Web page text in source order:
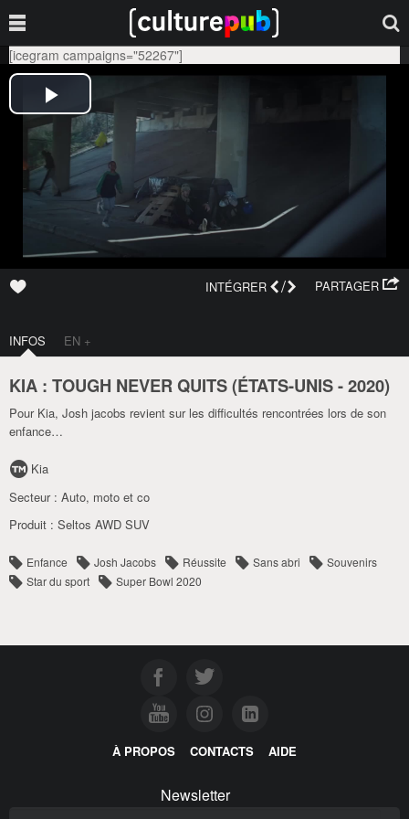
[icegram campaigns="52267"]
PARTAGER
INTÉGRER /
INFOS EN +
KIA : TOUGH NEVER QUITS (ÉTATS-UNIS-2020)
Pour Kia, Josh jacobs revient sur les difficultés rencontrées lors de son
enfance…
Kia
Secteur : Auto, moto et co
Produit : Seltos AWD SUV
Enfance Josh Jacobs Réussite Sans abri
Souvenirs
Star du sport
Super Bowl 2020
À PROPOS CONTACTS AIDE
Newsletter